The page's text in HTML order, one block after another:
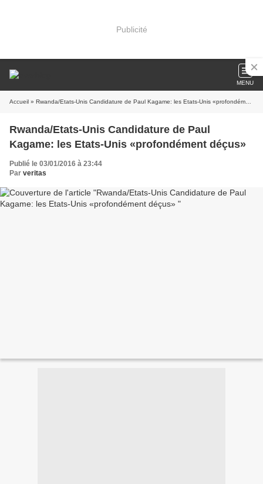
Publicité
MENU
Accueil » Rwanda/Etats-Unis Candidature de Paul Kagame: les Etats-Unis «profondément déçus»
Rwanda/Etats-Unis Candidature de Paul
Kagame: les Etats-Unis «profondément déçus»
Publié le 03/01/2016 à 23:44
Par veritas